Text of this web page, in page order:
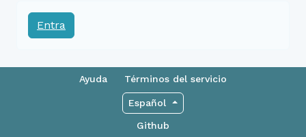
Entra
Ayuda Términos del servicio
Español
Github